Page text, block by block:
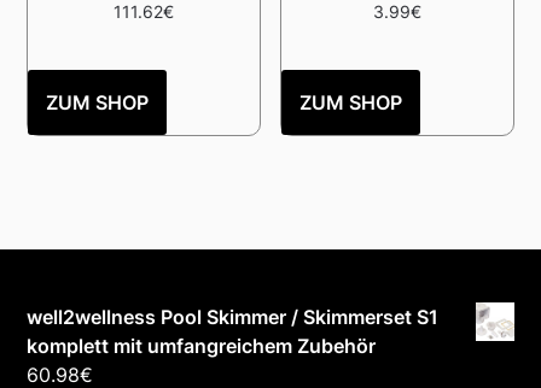
111.62€
ZUM SHOP
3.99€
ZUM SHOP
well2wellness Pool Skimmer / Skimmerset S1
komplett mit umfangreichem Zubehör
60.98€